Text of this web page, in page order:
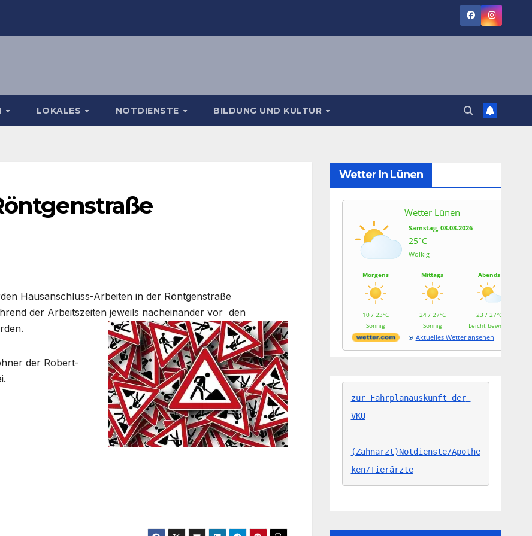
LOKALES NOTDIENSTE BILDUNG UND KULTUR
Hausanschluss-Arbeiten in der Röntgenstraße
der Arbeitszeiten jeweils nacheinander vor den
der Robert-
Wetter In Lünen
Wetter Lünen
Samstag, 08.08.2026
25°C
Wolkig
Morgens
10 / 23°C
Sonnig
Mittags
24 / 27°C
Sonnig
Abends
23 / 27°C
Leicht bewölkt
Aktuelles Wetter ansehen
zur Fahrplanauskunft der
VKU
(Zahnarzt)Notdienste/Apothe
ken/Tierärzte